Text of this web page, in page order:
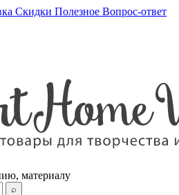
Скидки Полезное Вопрос-ответ
материалу
⌕